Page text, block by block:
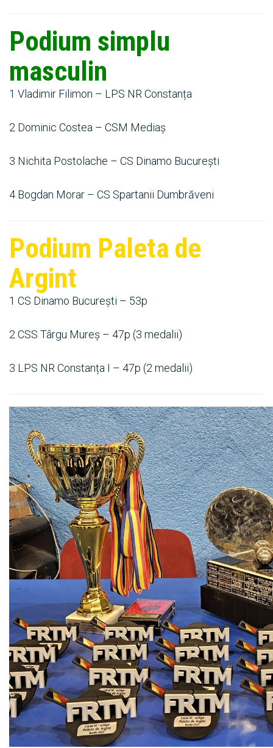
Podium simplu
masculin
1 Vladimir Filimon – LPS NR Constanța
2 Dominic Costea – CSM Mediaș
3 Nichita Postolache – CS Dinamo București
4 Bogdan Morar – CS Spartanii Dumbrăveni
Podium Paleta de
Argint
1 CS Dinamo București – 53p
2 CSS Târgu Mureș – 47p (3 medalii)
3 LPS NR Constanța I – 47p (2 medalii)